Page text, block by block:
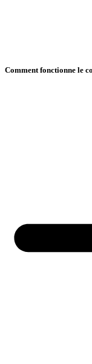
Comment fonctionne le